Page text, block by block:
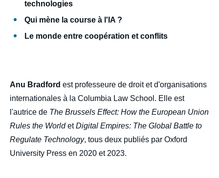
technologies
Qui mène la course à l'IA ?
Le monde entre coopération et conflits
Anu Bradford est professeure de droit et d'organisations
internationales à la Columbia Law School. Elle est
l'autrice de The Brussels Effect: How the European Union
Rules the WorldetDigital Empires: The Global Battle to
Regulate Technology, tous deux publiés par Oxford
University Press en 2020 et 2023.